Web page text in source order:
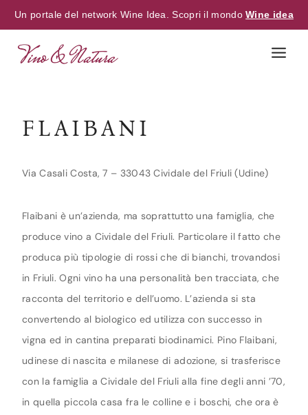
Un portale del network Wine Idea. Scopri il mondoWine idea
FLAIBANI
Via Casali Costa, 7 – 33043 Cividale del Friuli (Udine)
Flaibani è un’azienda, ma soprattutto una famiglia, che
produce vino a Cividale del Friuli. Particolare il fatto che
produca più tipologie di rossi che di bianchi, trovandosi
in Friuli. Ogni vino ha una personalità ben tracciata, che
racconta del territorio e dell’uomo. L’azienda si sta
convertendo al biologico ed utilizza con successo in
vigna ed in cantina preparati biodinamici. Pino Flaibani,
udinese di nascita e milanese di adozione, si trasferisce
con la famiglia a Cividale del Friuli alla fine degli anni ’70,
in quella piccola casa fra le colline e i boschi, che ora è